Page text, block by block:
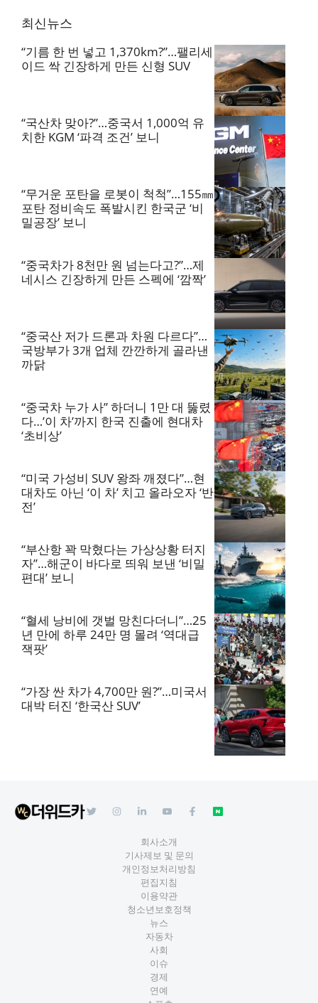
최신뉴스
“기름 한 번 넣고 1,370km?”…팰리세
이드 싹 긴장하게 만든 신형 SUV
“국산차 맞아?”…중국서 1,000억 유
치한 KGM ‘파격 조건’ 보니
“무거운 포탄을 로봇이 척척”…155㎜
포탄 정비속도 폭발시킨 한국군 ‘비
밀공장’ 보니
“중국차가 8천만 원 넘는다고?”…제
네시스 긴장하게 만든 스펙에 ‘깜짝’
“중국산 저가 드론과 차원 다르다”…
국방부가 3개 업체 깐깐하게 골라낸
까닭
“중국차 누가 사” 하더니 1만 대 뚫렸
다…’이 차’까지 한국 진출에 현대차
‘초비상’
“미국 가성비 SUV 왕좌 깨졌다”…현
대차도 아닌 ‘이 차’ 치고 올라오자 ‘반
전’
“부산항 꽉 막혔다는 가상상황 터지
자”…해군이 바다로 띄워 보낸 ‘비밀
편대’ 보니
“혈세 낭비에 갯벌 망친다더니”…25
년 만에 하루 24만 명 몰려 ‘역대급
잭팟’
“가장 싼 차가 4,700만 원?”…미국서
대박 터진 ‘한국산 SUV’
회사소개
기사제보 및 문의
개인정보처리방침
편집지침
이용약관
청소년보호정책
뉴스
자동차
사회
이슈
경제
연예